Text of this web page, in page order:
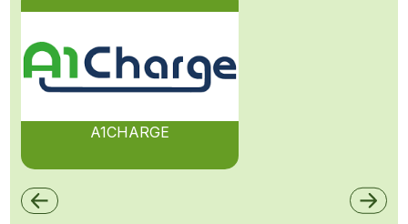
A1CHARGE